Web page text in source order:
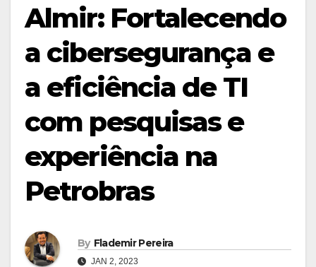
Almir: Fortalecendo
a cibersegurança e
a eficiência de TI
com pesquisas e
experiência na
Petrobras
By Flademir Pereira
JAN 2, 2023